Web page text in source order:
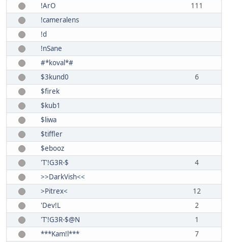
!ArO
111
!cameralens
!d
!nSane
#*koval*#
$3kund0
6
$firek
$kub1
$liwa
$tiffler
$ebooz
'T'!G3R-$
4
>>DarkVish<<
>Pitrex<
12
'Dev!L
2
'T'!G3R-$@N
1
***Kam!l***
7